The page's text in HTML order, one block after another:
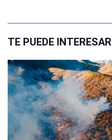
TE PUEDE INTERESAR